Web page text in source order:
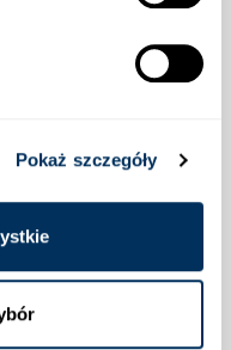
Pokaż szczegóły